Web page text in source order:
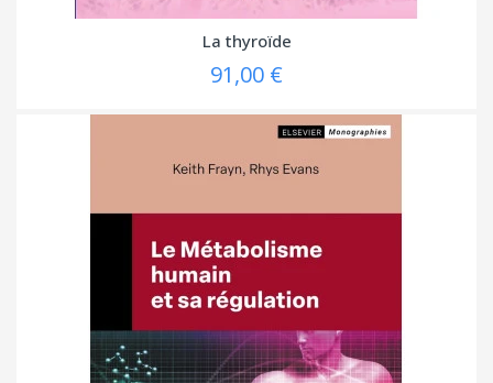
La thyroïde
91,00 €